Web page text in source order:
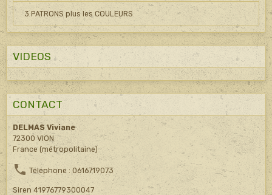
3 PATRONS plus les COULEURS
VIDEOS
CONTACT
DELMAS Viviane
72300 VION
France (métropolitaine)
Téléphone : 0616719073
Siren 41976779300047